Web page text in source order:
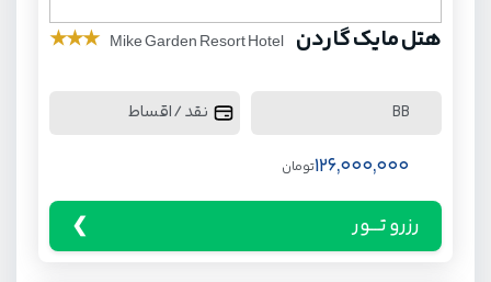
هتل مایک گاردن Mike Garden Resort Hotel
★
★
★
BB نقد / اقساط
126,000,000تومان
رزرو تـــور